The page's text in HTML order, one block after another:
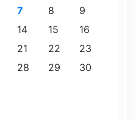
7 8
9
14 15
16
21 22
23
28 29
30